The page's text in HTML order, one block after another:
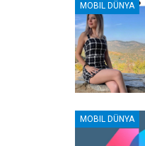
MOBIL DÜNYA
MOBIL DÜNYA